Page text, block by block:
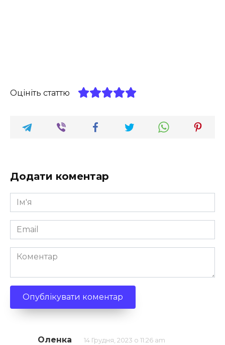
Оцініть статтю
Додати коментар
Ім'я
*
Email
*
Коментар
Оленка 14 Грудня, 2023 о 11:26 am